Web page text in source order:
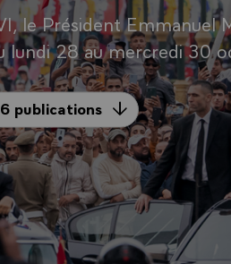
le Président Emmanuel
lundi 28 au mercredi 30
publications